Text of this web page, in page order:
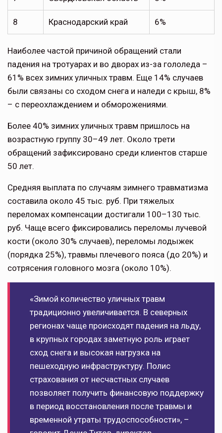
8 Краснодарский край 6%
Наиболее частой причиной обращений стали
падения на тротуарах и во дворах из-за гололеда –
61% всех зимних уличных травм. Еще 14% случаев
были связаны со сходом снега и наледи с крыш, 8%
– с переохлаждением и обморожениями.
Более 40% зимних уличных травм пришлось на
возрастную группу 30–49 лет. Около трети
обращений зафиксировано среди клиентов старше
50 лет.
Средняя выплата по случаям зимнего травматизма
составила около 45 тыс. руб. При тяжелых
переломах компенсации достигали 100–130 тыс.
руб. Чаще всего фиксировались переломы лучевой
кости (около 30% случаев), переломы лодыжек
(порядка 25%), травмы плечевого пояса (до 20%) и
сотрясения головного мозга (около 10%).
«Зимой количество уличных травм
традиционно увеличивается. В северных
регионах чаще происходят падения на льду,
в крупных городах заметную роль играет
сход снега и высокая нагрузка на
пешеходную инфраструктуру. Полис
страхования от несчастных случаев
позволяет получить финансовую поддержку
в период восстановления после травмы и
временной утраты трудоспособности», –